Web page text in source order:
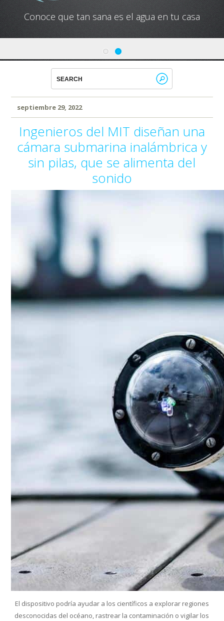
Conoce que tan sana es el agua en tu casa
Conoce cual es el mejor calentador solar de
septiembre 29, 2022
Ingenieros del MIT diseñan una
cámara submarina inalámbrica y
sin pilas, que se alimenta del
sonido
El dispositivo podría ayudar a los científicos a explorar regiones
desconocidas del océano, rastrear la contaminación o vigilar los